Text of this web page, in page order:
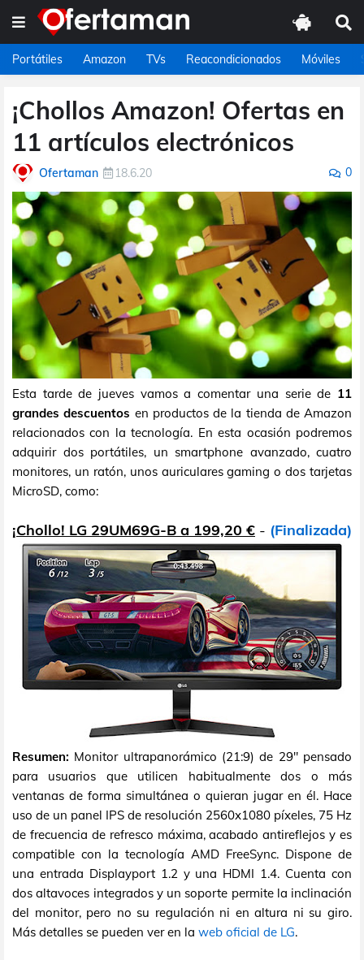
Portátiles Amazon TVs Reacondicionados Móviles
¡Chollos Amazon! Ofertas en
11 artículos electrónicos
Ofertaman 18.6.20 0
Esta tarde de jueves vamos a comentar una serie de 11
grandes descuentos en productos de la tienda de Amazon
relacionados con la tecnología. En esta ocasión podremos
adquirir dos portátiles, un smartphone avanzado, cuatro
monitores, un ratón, unos auriculares gaming o dos tarjetas
MicroSD, como:
¡Chollo! LG 29UM69G-B a 199,20 € - (Finalizada)
Resumen: Monitor ultrapanorámico (21:9) de 29" pensado
para usuarios que utilicen habitualmente dos o más
ventanas de forma simultánea o quieran jugar en él. Hace
uso de un panel IPS de resolución 2560x1080 píxeles, 75 Hz
de frecuencia de refresco máxima, acabado antireflejos y es
compatible con la tecnología AMD FreeSync. Dispone de
una entrada Displayport 1.2 y una HDMI 1.4. Cuenta con
dos altavoces integrados y un soporte permite la inclinación
del monitor, pero no su regulación ni en altura ni su giro.
Más detalles se pueden ver en la web oficial de LG.